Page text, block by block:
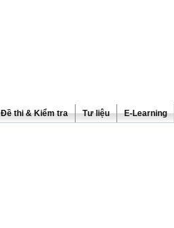
Đề thi & Kiểm tra Tư liệu E-Learning